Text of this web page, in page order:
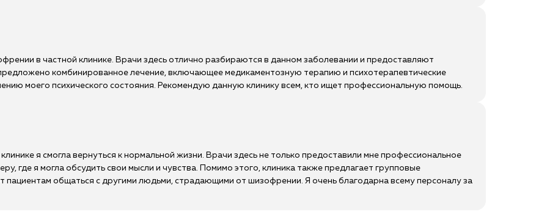
в частной клинике. Врачи здесь отлично разбираются в данном заболевании и предоставляют
комбинированное лечение, включающее медикаментозную терапию и психотерапевтические
моего психического состояния. Рекомендую данную клинику всем, кто ищет профессиональную помощь.
я смогла вернуться к нормальной жизни. Врачи здесь не только предоставили мне профессиональное
где я могла обсудить свои мысли и чувства. Помимо этого, клиника также предлагает групповые
пациентам общаться с другими людьми, страдающими от шизофрении. Я очень благодарна всему персоналу за